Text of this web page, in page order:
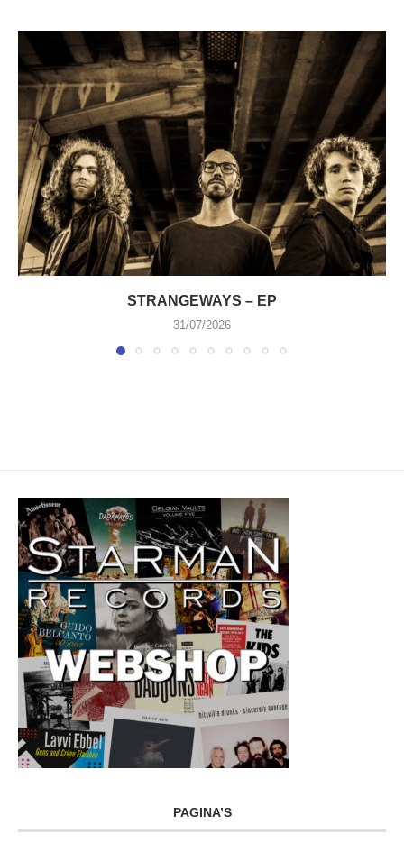
STRANGEWAYS – EP
31/07/2026
PAGINA’S